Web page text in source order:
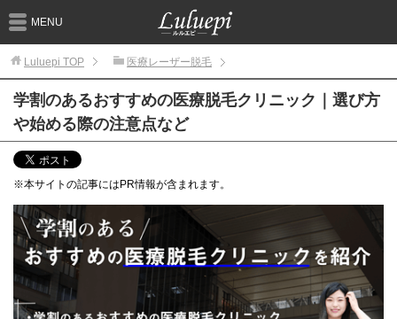
MENU
Luluepi TOP 医療レーザー脱毛
学割のあるおすすめの医療脱毛クリニック｜選び方
や始める際の注意点など
※本サイトの記事にはPR情報が含まれます。